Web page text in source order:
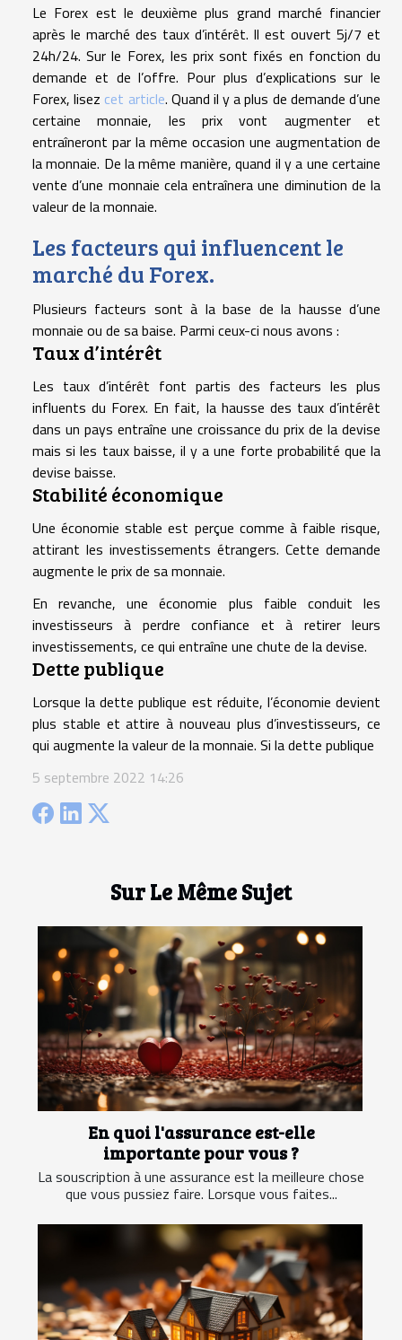
Sur Le Même Sujet
En quoi l'assurance est-elle
importante pour vous ?
La souscription à une assurance est la meilleure chose
que vous pussiez faire. Lorsque vous faites...
Le Forex est le deuxième plus grand marché financier
après le marché des taux d’intérêt. Il est ouvert 5j/7 et
24h/24. Sur le Forex, les prix sont fixés en fonction du
demande et de l’offre. Pour plus d’explications sur le
Forex, lisez cet article. Quand il y a plus de demande d’une
certaine monnaie, les prix vont augmenter et
entraîneront par la même occasion une augmentation de
la monnaie. De la même manière, quand il y a une certaine
vente d’une monnaie cela entraînera une diminution de la
valeur de la monnaie.
Les facteurs qui influencent le
marché du Forex.
Plusieurs facteurs sont à la base de la hausse d’une
monnaie ou de sa baise. Parmi ceux-ci nous avons :
Taux d’intérêt
Les taux d’intérêt font partis des facteurs les plus
influents du Forex. En fait, la hausse des taux d’intérêt
dans un pays entraîne une croissance du prix de la devise
mais si les taux baisse, il y a une forte probabilité que la
devise baisse.
Stabilité économique
Une économie stable est perçue comme à faible risque,
attirant les investissements étrangers. Cette demande
augmente le prix de sa monnaie.
En revanche, une économie plus faible conduit les
investisseurs à perdre confiance et à retirer leurs
investissements, ce qui entraîne une chute de la devise.
Dette publique
Lorsque la dette publique est réduite, l’économie devient
plus stable et attire à nouveau plus d’investisseurs, ce
qui augmente la valeur de la monnaie. Si la dette publique
5 septembre 2022 14:26